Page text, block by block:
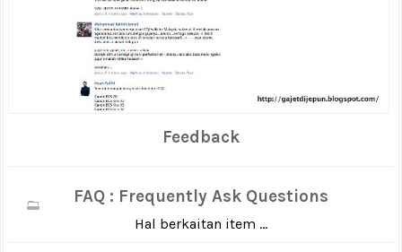
Feedback
FAQ : Frequently Ask Questions
Hal berkaitan item ...